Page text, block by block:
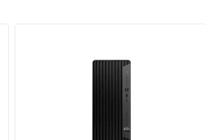
văn phòng hiện đại, nơi tốc độ và hiệu
Neo 50t Gen 5 I5 được trang bị đầy đủ
giúp bạn dễ dàng kết nối với màn hình,
Wi-Fi 6 mang lại sự linh hoạt trong mọi